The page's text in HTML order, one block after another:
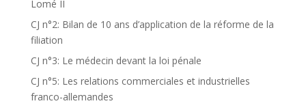
Lomé II
CJ n°2: Bilan de 10 ans d’application de la réforme de la
filiation
CJ n°3: Le médecin devant la loi pénale
CJ n°5: Les relations commerciales et industrielles
franco-allemandes